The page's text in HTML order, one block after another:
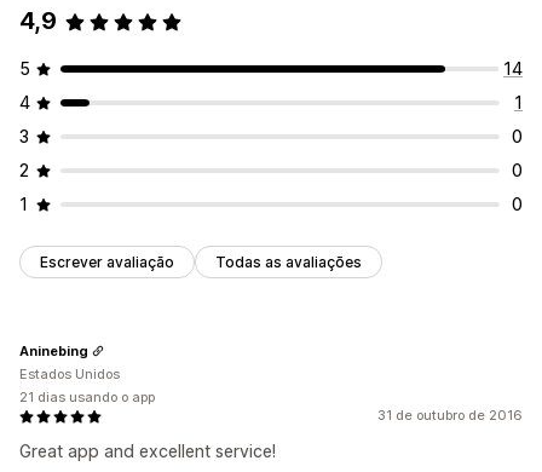
4,9
5
14
4
1
3
0
2
0
1
0
Escrever avaliação Todas as avaliações
31 de outubro de 2016
Great app and excellent service!
Aninebing
Estados Unidos
21 dias usando o app